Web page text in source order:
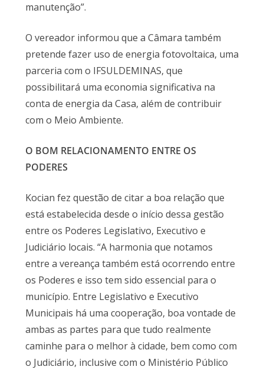
manutenção”.
O vereador informou que a Câmara também
pretende fazer uso de energia fotovoltaica, uma
parceria com o IFSULDEMINAS, que
possibilitará uma economia significativa na
conta de energia da Casa, além de contribuir
com o Meio Ambiente.
O BOM RELACIONAMENTO ENTRE OS
PODERES
Kocian fez questão de citar a boa relação que
está estabelecida desde o início dessa gestão
entre os Poderes Legislativo, Executivo e
Judiciário locais. “A harmonia que notamos
entre a vereança também está ocorrendo entre
os Poderes e isso tem sido essencial para o
município. Entre Legislativo e Executivo
Municipais há uma cooperação, boa vontade de
ambas as partes para que tudo realmente
caminhe para o melhor à cidade, bem como com
o Judiciário, inclusive com o Ministério Público